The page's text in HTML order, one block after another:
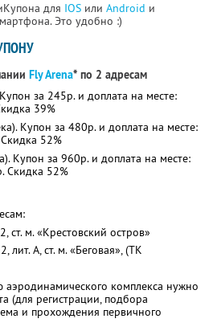
для IOS или Android и
Это удобно :)
Fly Arena* по 2 адресам
за 245р. и доплата на месте:
39%
Купон за 480р. и доплата на месте:
52%
Купон за 960р. и доплата на месте:
Скидка 52%
ст. м. «Крестовский остров»
лит. А, ст. м. «Беговая», (ТК
комплекса нужно
(для регистрации, подбора
и прохождения первичного